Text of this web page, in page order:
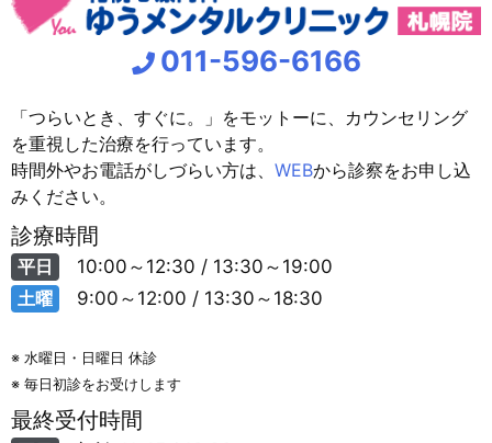
011-596-6166
「つらいとき、すぐに。」をモットーに、カウンセリング
を重視した治療を行っています。
時間外やお電話がしづらい方は、 WEBから診察をお申し込
みください。
診療時間
平日
10:00～12:30 / 13:30～19:00
土曜
9:00～12:00 / 13:30～18:30
※ 水曜日・日曜日 休診
※ 毎日初診をお受けします
最終受付時間